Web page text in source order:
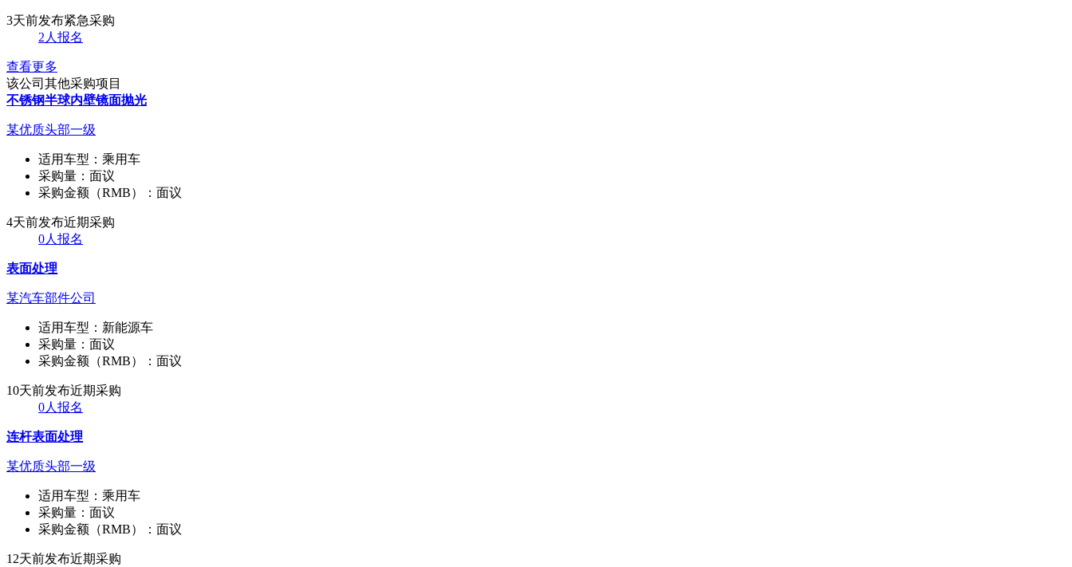
3天前发布紧急采购
2人报名
查看更多
该公司其他采购项目
不锈钢半球内壁镜面抛光
某优质头部一级
适用车型： 乘用车
采购量： 面议
采购金额（RMB）： 面议
4天前发布近期采购
0人报名
表面处理
某汽车部件公司
适用车型： 新能源车
采购量： 面议
采购金额（RMB）： 面议
10天前发布近期采购
0人报名
连杆表面处理
某优质头部一级
适用车型： 乘用车
采购量： 面议
采购金额（RMB）： 面议
12天前发布近期采购